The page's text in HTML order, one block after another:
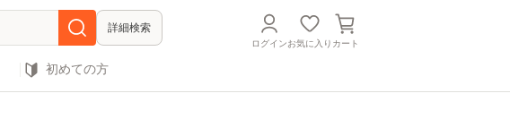
詳細検索
ログインお気に入り カート
初めての方